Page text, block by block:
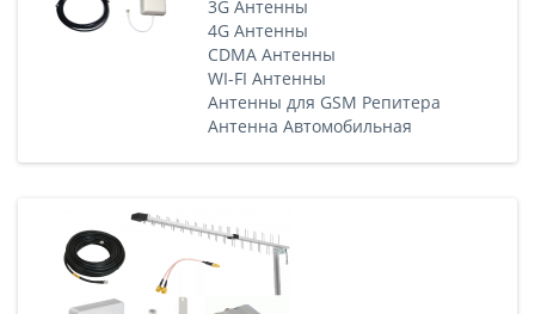
3G Антенны
4G Антенны
CDMA Антенны
WI-FI Антенны
Антенны для GSM Репитера
Антенна Автомобильная